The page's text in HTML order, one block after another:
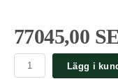
77045,00
Lägg i